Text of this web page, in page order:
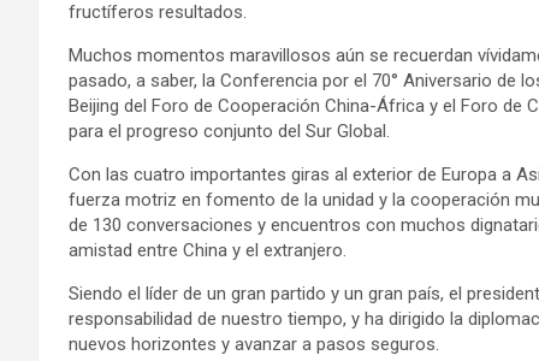
fructíferos resultados.
Muchos momentos maravillosos aún se recuerdan
pasado, a saber, la Conferencia por el 70° Aniversario de
Beijing del Foro de Cooperación China-África y el Foro de
para el progreso conjunto del Sur Global.
Con las cuatro importantes giras al exterior de Europa a
fuerza motriz en fomento de la unidad y la cooperación
de 130 conversaciones y encuentros con muchos
amistad entre China y el extranjero.
Siendo el líder de un gran partido y un gran país, el
responsabilidad de nuestro tiempo, y ha dirigido la
nuevos horizontes y avanzar a pasos seguros.